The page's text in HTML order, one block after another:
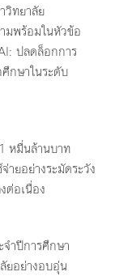
วิทยาลัย
มพร้อมในหัวข้อ
ปลดล็อกการ
กษาในระดับ
หมื่นล้านบาท
ยอย่างระมัดระวัง
ต่อเนื่อง
ำปีการศึกษา
ยอย่างอบอุ่น